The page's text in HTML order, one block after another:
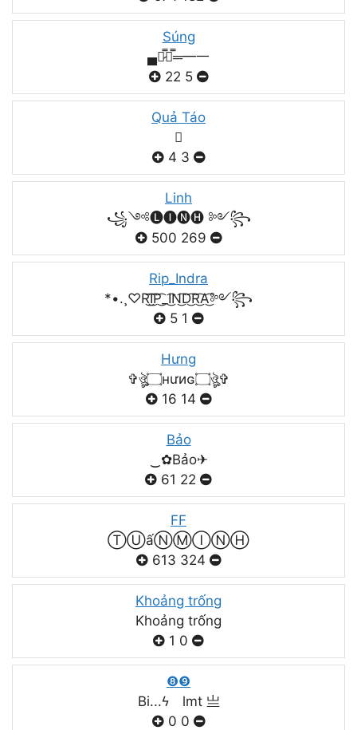
Súng
▄︻̷̿┻̿═━一
22 5
Quả Táo

4 3
Linh
꧁༺🅛🅘🅝🅗 ༻꧂
500 269
Rip_Indra
*•.¸♡R͜͡I͜͡P͜͡_I͜͡N͜͡D͜͡R͜͡A͜͡༻꧂
5 1
Hưng
✞ঔৣ۝нưиɢ۝ঔৣ✞
16 14
Bảo
‿✿Bảo✈
61 22
FF
ⓉⓊấⓃⓂⒾⓃⒽ
613 324
Khoảng trống
Khoảng trống
1 0
❽❾
Bi...ϟ lmt 亗
0 0